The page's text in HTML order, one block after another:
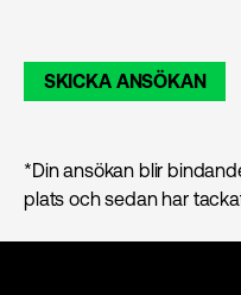
SKICKA ANSÖKAN
*Din ansökan blir
plats och sedan har